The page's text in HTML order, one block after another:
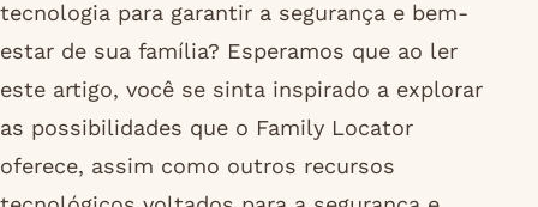
tecnologia para garantir a segurança e bem-
estar de sua família? Esperamos que ao ler
este artigo, você se sinta inspirado a explorar
as possibilidades que o Family Locator
oferece, assim como outros recursos